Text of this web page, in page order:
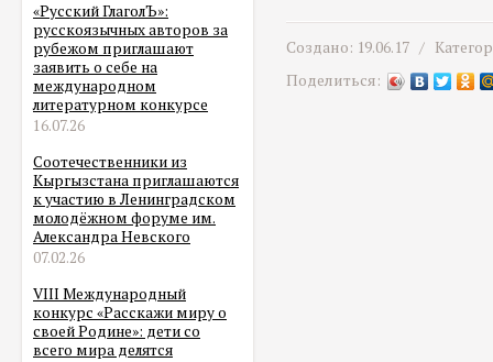
«Русский ГлаголЪ»:
русскоязычных авторов за
рубежом приглашают
заявить о себе на
международном
литературном конкурсе
16.07.26
Соотечественники из
Кыргызстана приглашаются
к участию в Ленинградском
молодёжном форуме им.
Александра Невского
07.02.26
VIII Международный
конкурс «Расскажи миру о
своей Родине»: дети со
всего мира делятся
Создано: 19.06.17 /
Поделиться: